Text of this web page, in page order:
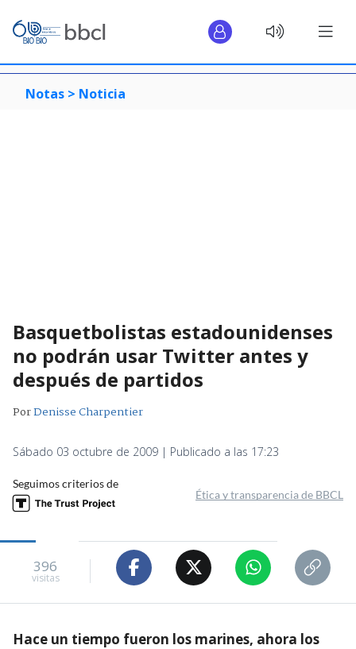
Notas > Noticia
Basquetbolistas estadounidenses
no podrán usar Twitter antes y
después de partidos
PorDenisse Charpentier
Sábado 03 octubre de 2009 | Publicado a las 17:23
Seguimos criterios de
Ética y transparencia de BBCL
396
visitas
Hace un tiempo fueron los marines, ahora los